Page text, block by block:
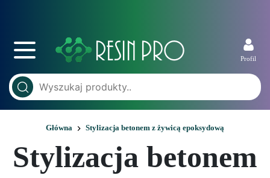
Profil
Główna Stylizacja betonem z żywicą epoksydową
Stylizacja betonem